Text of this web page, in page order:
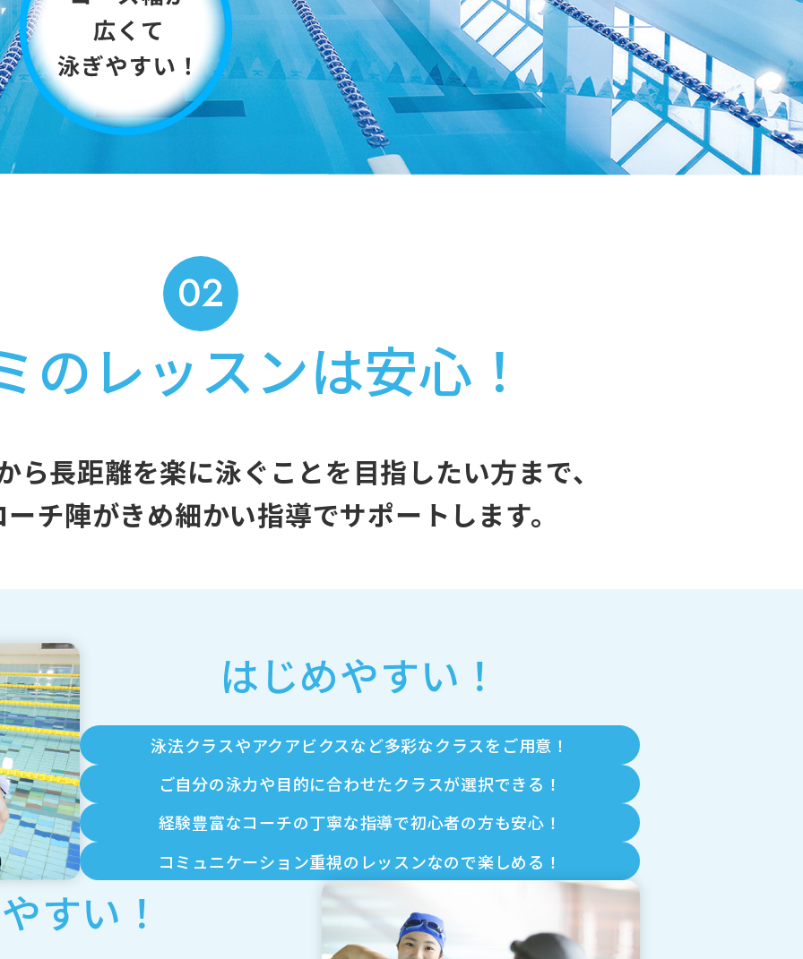
02
のレッスンは安心！
ら長距離を楽に泳ぐことを目指したい方まで、
チ陣がきめ細かい指導でサポートします。
はじめやすい！
泳法クラスやアクアビクスなど多彩なクラスをご用意！
ご自分の泳力や目的に合わせたクラスが選択できる！
経験豊富なコーチの丁寧な指導で初心者の方も安心！
コミュニケーション重視のレッスンなので楽しめる！
すい！